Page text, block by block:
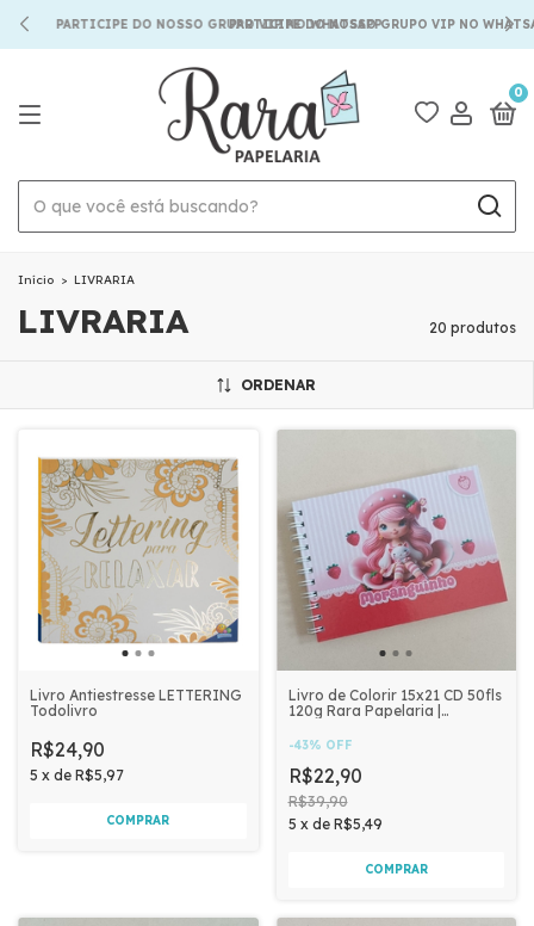
PARTICIPE DO NOSSO GRUPO VIP NO WHATSAPPPARTICIPE DO NOSSO GRUPO VIP NO WHATSAPP
0
Início > LIVRARIA
LIVRARIA 20 produtos
ORDENAR
Livro Antiestresse LETTERING
Todolivro
R$24,90
5 x de R$5,97
Livro de Colorir 15x21 CD 50fls
120g Rara Papelaria |
-43% OFF
R$22,90
R$39,90
5 x de R$5,49